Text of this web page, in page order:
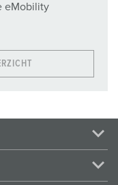
eMobility